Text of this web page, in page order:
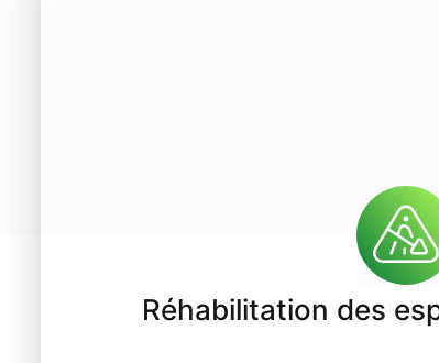
Réhabilitation des